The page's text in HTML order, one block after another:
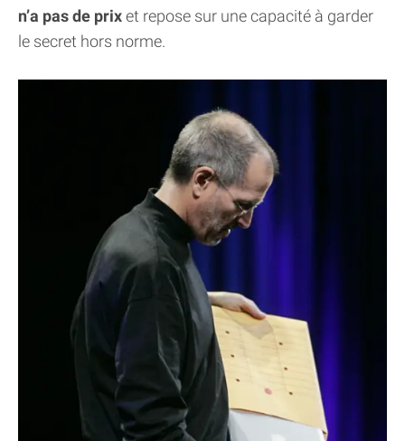
n’a pas de prixet repose sur une capacité à garder
le secret hors norme.